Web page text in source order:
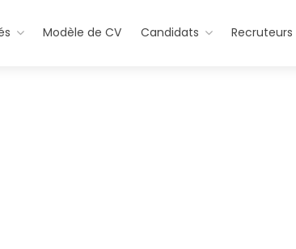
Modèle de CV Candidats Recruteurs